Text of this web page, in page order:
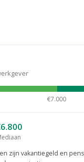
€7.000
zijn vakantiegeld en